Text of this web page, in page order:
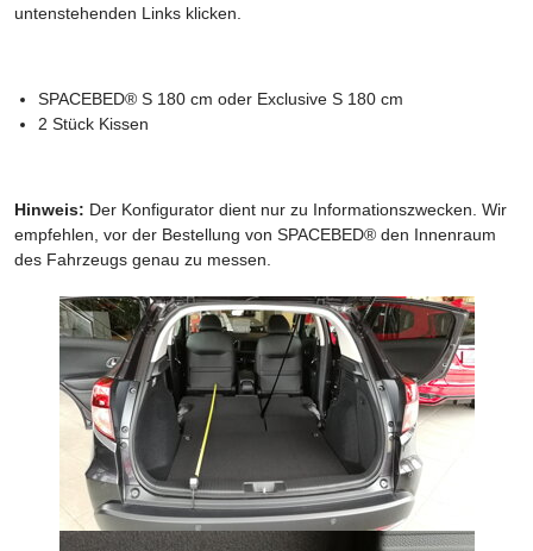
untenstehenden Links klicken.
SPACEBED® S 180 cm oder Exclusive S 180 cm
2 Stück Kissen
Hinweis: Der Konfigurator dient nur zu Informationszwecken. Wir
empfehlen, vor der Bestellung von SPACEBED® den Innenraum
des Fahrzeugs genau zu messen.